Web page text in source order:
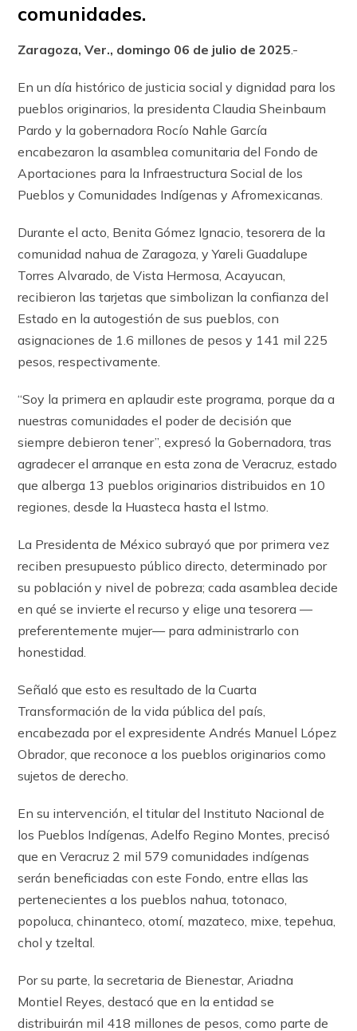
comunidades.
Zaragoza, Ver., domingo 06 de julio de 2025.-
En un día histórico de justicia social y dignidad para los
pueblos originarios, la presidenta Claudia Sheinbaum
Pardo y la gobernadora Rocío Nahle García
encabezaron la asamblea comunitaria del Fondo de
Aportaciones para la Infraestructura Social de los
Pueblos y Comunidades Indígenas y Afromexicanas.
Durante el acto, Benita Gómez Ignacio, tesorera de la
comunidad nahua de Zaragoza, y Yareli Guadalupe
Torres Alvarado, de Vista Hermosa, Acayucan,
recibieron las tarjetas que simbolizan la confianza del
Estado en la autogestión de sus pueblos, con
asignaciones de 1.6 millones de pesos y 141 mil 225
pesos, respectivamente.
“Soy la primera en aplaudir este programa, porque da a
nuestras comunidades el poder de decisión que
siempre debieron tener”, expresó la Gobernadora, tras
agradecer el arranque en esta zona de Veracruz, estado
que alberga 13 pueblos originarios distribuidos en 10
regiones, desde la Huasteca hasta el Istmo.
La Presidenta de México subrayó que por primera vez
reciben presupuesto público directo, determinado por
su población y nivel de pobreza; cada asamblea decide
en qué se invierte el recurso y elige una tesorera —
preferentemente mujer— para administrarlo con
honestidad.
Señaló que esto es resultado de la Cuarta
Transformación de la vida pública del país,
encabezada por el expresidente Andrés Manuel López
Obrador, que reconoce a los pueblos originarios como
sujetos de derecho.
En su intervención, el titular del Instituto Nacional de
los Pueblos Indígenas, Adelfo Regino Montes, precisó
que en Veracruz 2 mil 579 comunidades indígenas
serán beneficiadas con este Fondo, entre ellas las
pertenecientes a los pueblos nahua, totonaco,
popoluca, chinanteco, otomí, mazateco, mixe, tepehua,
chol y tzeltal.
Por su parte, la secretaria de Bienestar, Ariadna
Montiel Reyes, destacó que en la entidad se
distribuirán mil 418 millones de pesos, como parte de